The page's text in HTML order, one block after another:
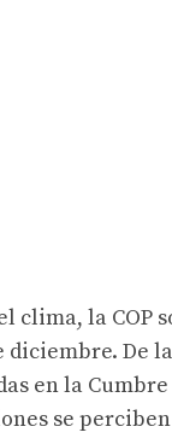
clima, la
diciembre. De
en la
se